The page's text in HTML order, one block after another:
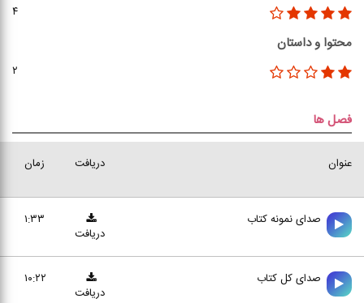
۴
محتوا و داستان
۲
فصل ها
عنوان زمان دریافت
صدای نمونه کتاب
۱:۳۳
دریافت
صدای کل کتاب
۱۰:۲۲
دریافت